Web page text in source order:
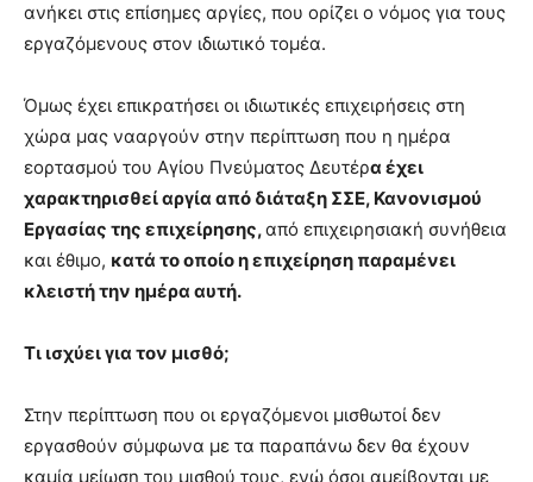
ανήκει στις επίσημες αργίες, που ορίζει ο νόμος για τους
εργαζόμενους στον ιδιωτικό τομέα.
Όμως έχει επικρατήσει οι ιδιωτικές επιχειρήσεις στη
χώρα μας νααργούν στην περίπτωση που η ημέρα
εορτασμού του Αγίου Πνεύματος Δευτέρα έχει
χαρακτηρισθεί αργία από διάταξη ΣΣΕ, Κανονισμού
Εργασίας της επιχείρησης,από επιχειρησιακή συνήθεια
και έθιμο, κατά το οποίο η επιχείρηση παραμένει
κλειστή την ημέρα αυτή.
Τι ισχύει για τον μισθό;
Στην περίπτωση που οι εργαζόμενοι μισθωτοί δεν
εργασθούν σύμφωνα με τα παραπάνω δεν θα έχουν
καμία μείωση του μισθού τους, ενώ όσοι αμείβονται με